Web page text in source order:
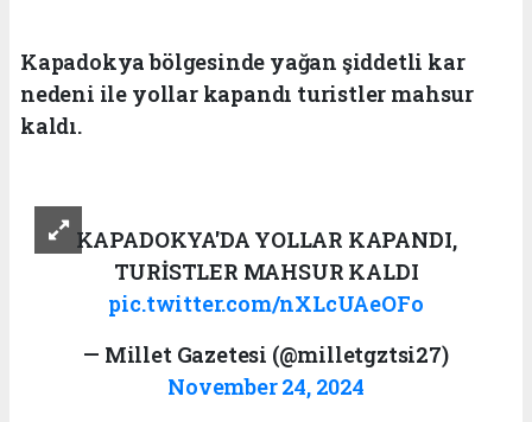
Kapadokya bölgesinde yağan şiddetli kar
nedeni ile yollar kapandı turistler mahsur
kaldı.
KAPADOKYA'DA YOLLAR KAPANDI,
TURİSTLER MAHSUR KALDI
pic.twitter.com/nXLcUAeOFo
— Millet Gazetesi (@milletgztsi27)
November 24, 2024